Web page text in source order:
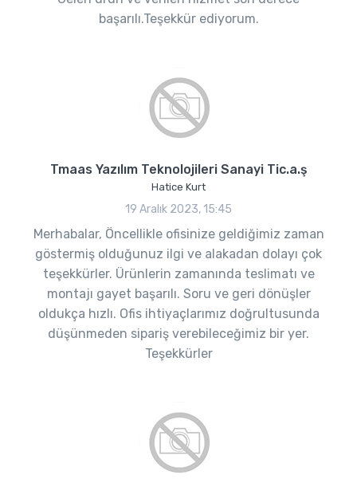
başarılı.Teşekkür ediyorum.
Tmaas Yazılım Teknolojileri Sanayi Tic.a.ş
Hatice Kurt
19 Aralık 2023, 15:45
Merhabalar, Öncellikle ofisinize geldiğimiz zaman
göstermiş olduğunuz ilgi ve alakadan dolayı çok
teşekkürler. Ürünlerin zamanında teslimatı ve
montajı gayet başarılı. Soru ve geri dönüşler
oldukça hızlı. Ofis ihtiyaçlarımız doğrultusunda
düşünmeden sipariş verebileceğimiz bir yer.
Teşekkürler